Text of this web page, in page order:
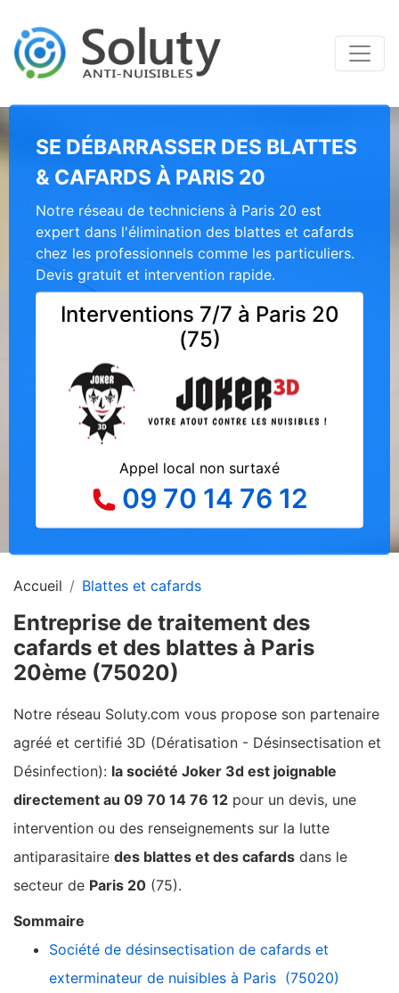
SE DÉBARRASSER DES BLATTES
& CAFARDS À PARIS 20
Notre réseau de techniciens à Paris 20 est
expert dans l'élimination des blattes et cafards
chez les professionnels comme les particuliers.
Devis gratuit et intervention rapide.
Interventions 7/7 à Paris 20
(75)
Appel local non surtaxé
09 70 14 76 12
Accueil Blattes et cafards
Entreprise de traitement des
cafards et des blattes à Paris
20ème (75020)
Notre réseau Soluty.com vous propose son partenaire
agréé et certifié 3D (Dératisation - Désinsectisation et
Désinfection): la société Joker 3d est joignable
directement au 09 70 14 76 12 pour un devis, une
intervention ou des renseignements sur la lutte
antiparasitaire des blattes et des cafards dans le
secteur de Paris 20 (75).
Sommaire
Société de désinsectisation de cafards et
exterminateur de nuisibles à Paris (75020)